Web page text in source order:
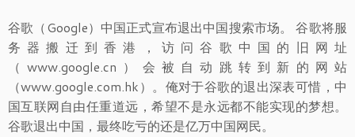
谷歌（Google）中国正式宣布退出中国搜索市场。 谷歌将服
务器搬迁到香港，访问谷歌中国的旧网址
（www.google.cn）会被自动跳转到新的网站
（www.google.com.hk）。俺对于谷歌的退出深表可惜，中
国互联网自由任重道远，希望不是永远都不能实现的梦想。
谷歌退出中国，最终吃亏的还是亿万中国网民。